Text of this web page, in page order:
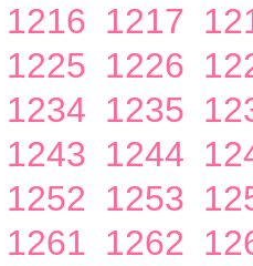
1216 1217
1225 1226
1234 1235
1243 1244
1252 1253
1261 1262